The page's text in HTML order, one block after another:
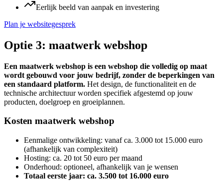
Eerlijk beeld van aanpak en investering
Plan je websitegesprek
Optie 3: maatwerk webshop
Een maatwerk webshop is een webshop die volledig op maat
wordt gebouwd voor jouw bedrijf, zonder de beperkingen van
een standaard platform. Het design, de functionaliteit en de
technische architectuur worden specifiek afgestemd op jouw
producten, doelgroep en groeiplannen.
Kosten maatwerk webshop
Eenmalige ontwikkeling: vanaf ca. 3.000 tot 15.000 euro
(afhankelijk van complexiteit)
Hosting: ca. 20 tot 50 euro per maand
Onderhoud: optioneel, afhankelijk van je wensen
Totaal eerste jaar: ca. 3.500 tot 16.000 euro